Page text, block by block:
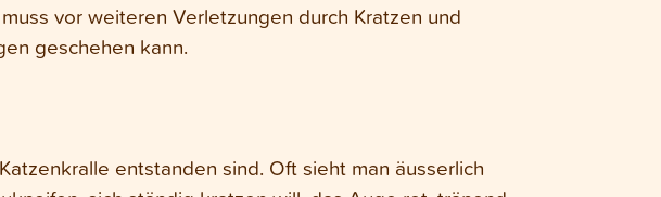
vor weiteren Verletzungen durch Kratzen und
geschehen kann.
entstanden sind. Oft sieht man äusserlich